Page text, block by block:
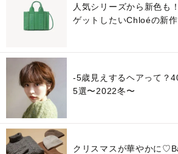
人気シリーズから新色も
ゲットしたいChloéの新
-5歳見えするヘアって？
5選〜2022冬〜
クリスマスが華やかに